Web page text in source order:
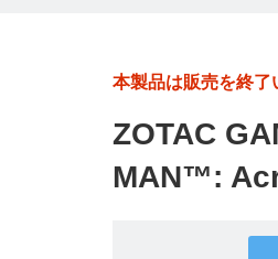
本製品は販売を終了
ZOTAC
MAN™: